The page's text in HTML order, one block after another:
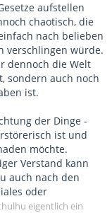
aufstellen
chaotisch, die
nach belieben
verschlingen würde.
dennoch die Welt
sondern auch noch
ist.
der Dinge -
ist und
möchte.
Verstand kann
auch nach den
oder
eigentlich ein